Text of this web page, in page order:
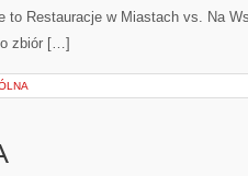
to Restauracje w Miastach vs. Na
zbiór […]